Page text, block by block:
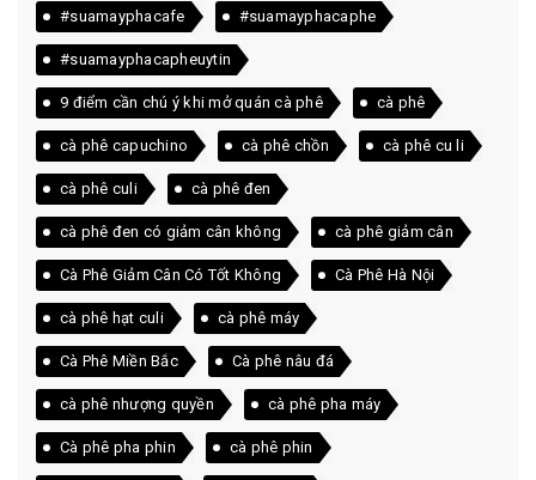
#suamayphacafe #suamayphacaphe
#suamayphacapheuytin
9 điểm cần chú ý khi mở quán cà phê cà phê
cà phê capuchino cà phê chồn cà phê cu li
cà phê culi cà phê đen
cà phê đen có giảm cân không cà phê giảm cân
Cà Phê Giảm Cân Có Tốt Không Cà Phê Hà Nội
cà phê hạt culi cà phê máy
Cà Phê Miền Bắc Cà phê nâu đá
cà phê nhượng quyền cà phê pha máy
Cà phê pha phin cà phê phin